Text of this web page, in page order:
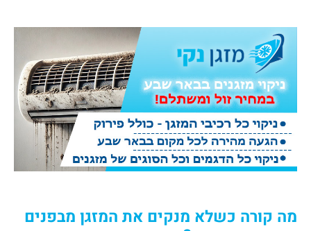
מה קורה כשלא מנקים את המזגן מבפנים